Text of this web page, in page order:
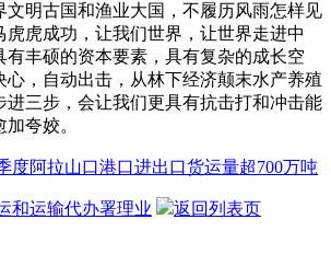
文明古国和渔业大国，不履历风雨怎样见
虎虎成功，让我们世界，让世界走进中
有丰硕的资本要素，具有复杂的成长空
心，自动出击，从林下经济颠末水产养殖
进三步，会让我们更具有抗击打和冲击能
夸姣。
度阿拉山口港口进出口货运量超700万吨
和运输代办署理业 返回列表页